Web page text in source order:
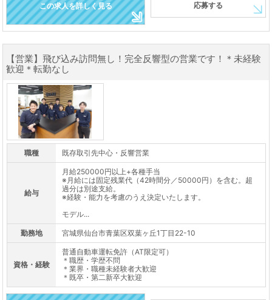
この求人を詳しく見る 応募する
【営業】飛び込み訪問無し！完全反響型の営業です！＊未経験
歓迎＊転勤なし
職種 既存取引先中心・反響営業
給与
月給250000円以上+各種手当
※月給には固定残業代（42時間分／50000円）を含む。超
過分は別途支給。
※経験・能力を考慮のうえ決定いたします。
モデル...
勤務地 宮城県仙台市青葉区双葉ヶ丘1丁目22-10
資格・経験
普通自動車運転免許（AT限定可）
＊職歴・学歴不問
＊業界・職種未経験者大歓迎
＊既卒・第二新卒大歓迎